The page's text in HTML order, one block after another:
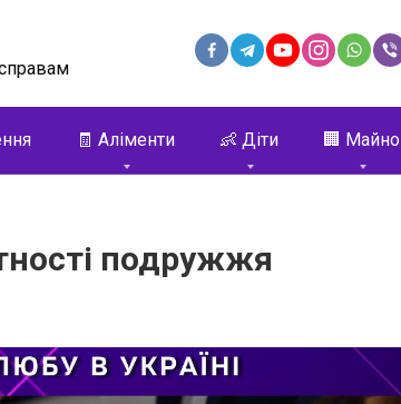
🧾 Аліменти 👶 Діти 🏢 Майно
подружжя